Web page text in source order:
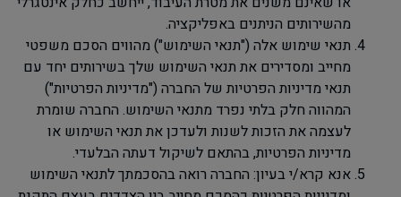
מהשירותים הניתנים באפליקציה.
תנאי שימוש אלה ("תנאי השימוש") מהווים הסכם משפטי
מחייב ומסדירים את תנאי השימוש שלך בשירותים יחד עם
תנאי מדיניות הפרטיות של החברה ("מדיניות הפרטיות")
המהווה חלק בלתי נפרד מתנאי השימוש. החברה שומרת
לעצמה את הזכות לשנות ולעדכן את תנאי השימוש או
מדיניות הפרטיות, בהתאם לשיקול דעתה הבלעדי.
אנא קרא/י בעיון: החברה רואה בהסכמתך לתנאי השימוש